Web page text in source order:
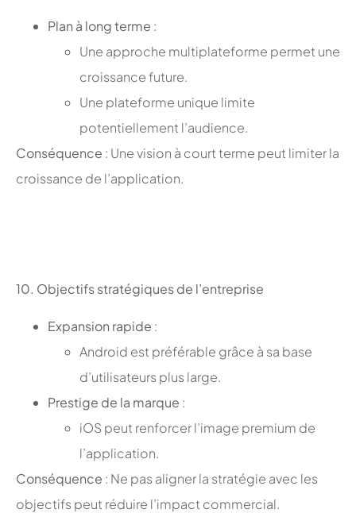
Plan à long terme :
Une approche multiplateforme permet une
croissance future.
Une plateforme unique limite
potentiellement l’audience.
Conséquence : Une vision à court terme peut limiter la
croissance de l’application.
10. Objectifs stratégiques de l’entreprise
Expansion rapide :
Android est préférable grâce à sa base
d’utilisateurs plus large.
Prestige de la marque :
iOS peut renforcer l’image premium de
l’application.
Conséquence : Ne pas aligner la stratégie avec les
objectifs peut réduire l’impact commercial.